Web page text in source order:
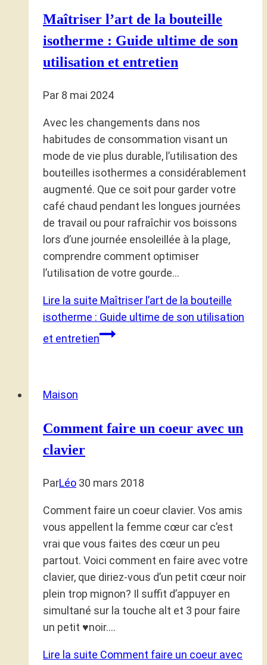
Maîtriser l’art de la bouteille
isotherme : Guide ultime de son
utilisation et entretien
Par 8 mai 2024
Avec les changements dans nos
habitudes de consommation visant un
mode de vie plus durable, l’utilisation des
bouteilles isothermes a considérablement
augmenté. Que ce soit pour garder votre
café chaud pendant les longues journées
de travail ou pour rafraîchir vos boissons
lors d’une journée ensoleillée à la plage,
comprendre comment optimiser
l’utilisation de votre gourde…
Lire la suite Maîtriser l’art de la bouteille
isotherme : Guide ultime de son utilisation
et entretien
Maison
Comment faire un coeur avec un
clavier
ParLéo 30 mars 2018
Comment faire un coeur clavier. Vos amis
vous appellent la femme cœur car c’est
vrai que vous faites des cœur un peu
partout. Voici comment en faire avec votre
clavier, que diriez-vous d’un petit cœur noir
plein trop mignon? Il suffit d’appuyer en
simultané sur la touche alt et 3 pour faire
un petit ♥noir….
Lire la suite Comment faire un coeur avec